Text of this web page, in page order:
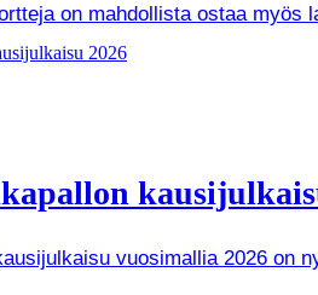
on mahdollista ostaa
vuosimallia 2026 on